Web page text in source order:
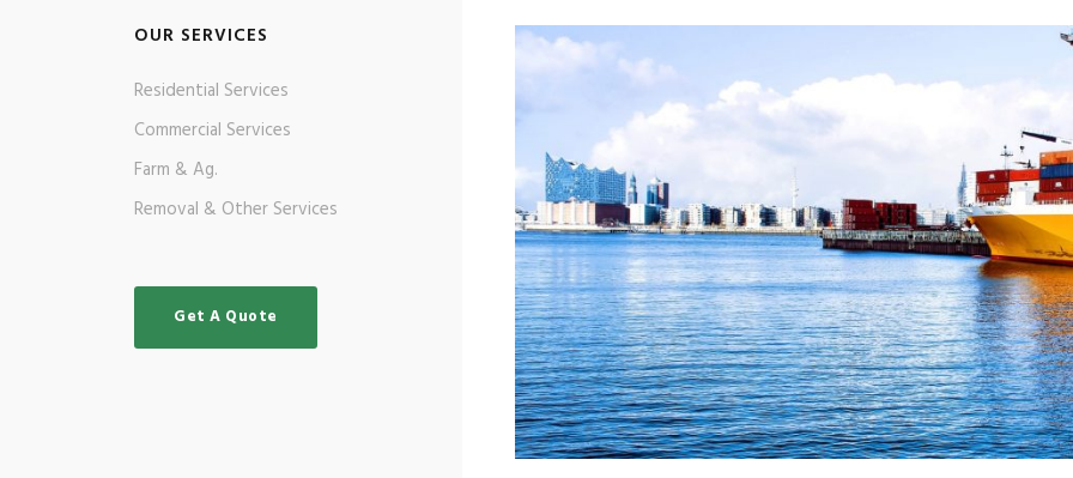
OUR SERVICES
Residential Services
Commercial Services
Farm & Ag.
Removal & Other Services
Get A Quote